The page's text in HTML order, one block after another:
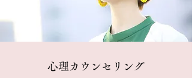
心理カウンセリング